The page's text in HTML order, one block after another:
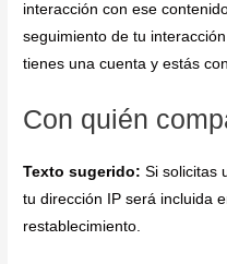
interacción con ese
seguimiento de tu
tienes una cuenta y estás
Con quién
Texto sugerido:Si solicitas
tu dirección IP será incluida
restablecimiento.